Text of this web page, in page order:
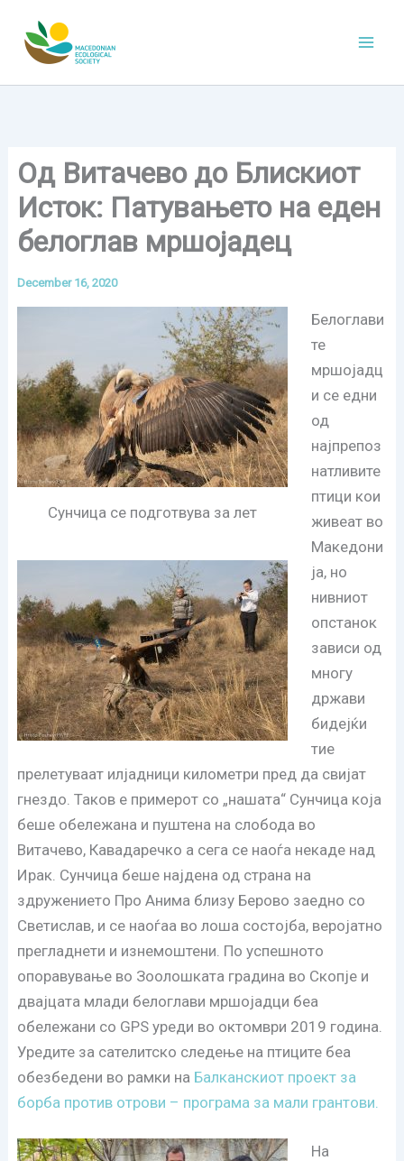
content
Од Витачево до Блискиот
Исток: Патувањeто на еден
белоглав мршојадец
December 16, 2020
Сунчица се подготвува за лет
Белоглави
те
мршојадц
и се едни
од
најпрепоз
натливите
птици кои
живеат во
Македони
ја, но
нивниот
опстанок
зависи од
многу
држави
бидејќи
тие
прелетуваат илјадници километри пред да свијат
гнездо. Таков е примерот со „нашата“ Сунчица која
беше обележана и пуштена на слобода во
Витачево, Кавадаречко а сега се наоѓа некаде над
Ирак. Сунчица беше најдена од страна на
здружението Про Анима близу Берово заедно со
Светислав, и се наоѓаа во лоша состојба, веројатно
прегладнети и изнемоштени. По успешното
опоравување во Зоолошката градина во Скопје и
двајцата млади белоглави мршојадци беа
обележани со GPS уреди во октомври 2019 година.
Уредите за сателитско следење на птиците беа
обезбедени во рамки на Балканскиот проект за
борба против отрови – програма за мали грантови.
На